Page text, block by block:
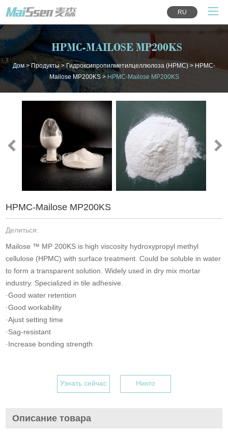
RU
HPMC-MAILOSE MP200KS
Дом>Продукты > Гидроксипропилметилцеллюлоза (HPMC) > HPMC-
Mailose MP200KS> HPMC-Mailose MP200KS
HPMC-Mailose MP200KS
Делиться:
Mailose ™ MP 200KS is high viscosity hydroxypropyl methyl
cellulose (HPMC) with surface treatment. Could be soluble in water
to form a transparent solution. Widely used in dry mix mortar
industry. Specialized in tile adhesive.
·Good water retention
·Good workability
·Ajust setting time
·Sag-resistant
·Increase bonding strength
Узнать сейчас Никто
Описание товара